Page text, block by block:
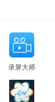
录屏大师